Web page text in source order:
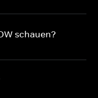
schauen?